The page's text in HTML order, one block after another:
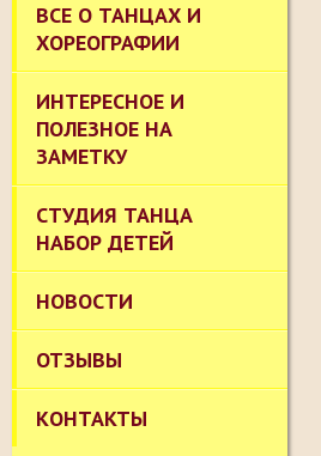
ВСЕ О ТАНЦАХ И
ХОРЕОГРАФИИ
ИНТЕРЕСНОЕ И
ПОЛЕЗНОЕ НА
ЗАМЕТКУ
СТУДИЯ ТАНЦА
НАБОР ДЕТЕЙ
НОВОСТИ
ОТЗЫВЫ
КОНТАКТЫ